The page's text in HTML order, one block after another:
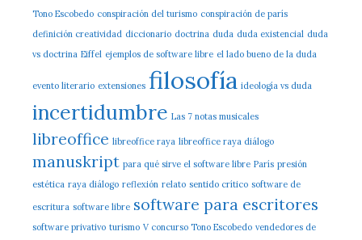
Tono Escobedo conspiración del turismo conspiración de parís
definición creatividad diccionario doctrina duda duda existencial duda
vs doctrina Eiffel ejemplos de software libre el lado bueno de la duda
evento literario extensiones filosofía ideología vs duda
incertidumbre Las 7 notas musicales
libreoffice libreoffice raya libreoffice raya diálogo
manuskript para qué sirve el software libre París presión
estética raya diálogo reflexión relato sentido crítico software de
escritura software libre software para escritores
software privativo turismo V concurso Tono Escobedo vendedores de